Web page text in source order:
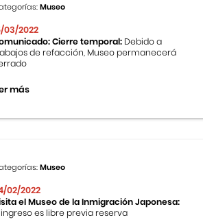
Museo
03/2022
Cierre temporal: Debido a
de refacción, Museo permanecerá
más
Museo
02/2022
el Museo de la Inmigración Japonesa:
ingreso es libre previa reserva